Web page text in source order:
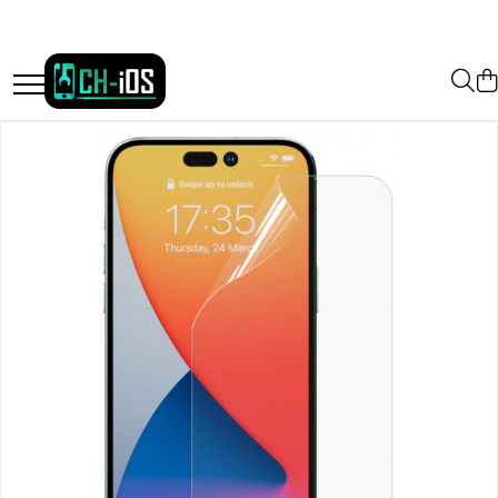
Toate Produsele
Dispozitive
iPhone 11 Pro
iPhone 11 Pro Max
iPhone 13 Pro Max